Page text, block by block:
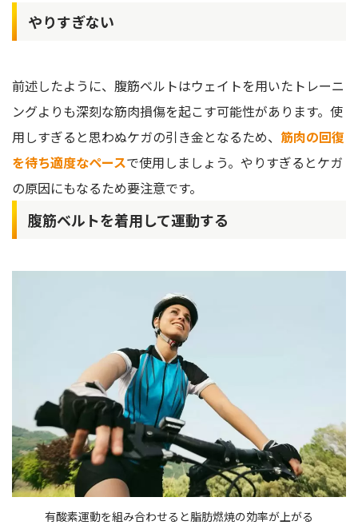
やりすぎない
前述したように、腹筋ベルトはウェイトを用いたトレーニ
ングよりも深刻な筋肉損傷を起こす可能性があります。使
用しすぎると思わぬケガの引き金となるため、 筋肉の回復
を待ち適度なペースで使用しましょう。やりすぎるとケガ
の原因にもなるため要注意です。
腹筋ベルトを着用して運動する
有酸素運動を組み合わせると脂肪燃焼の効率が上がる